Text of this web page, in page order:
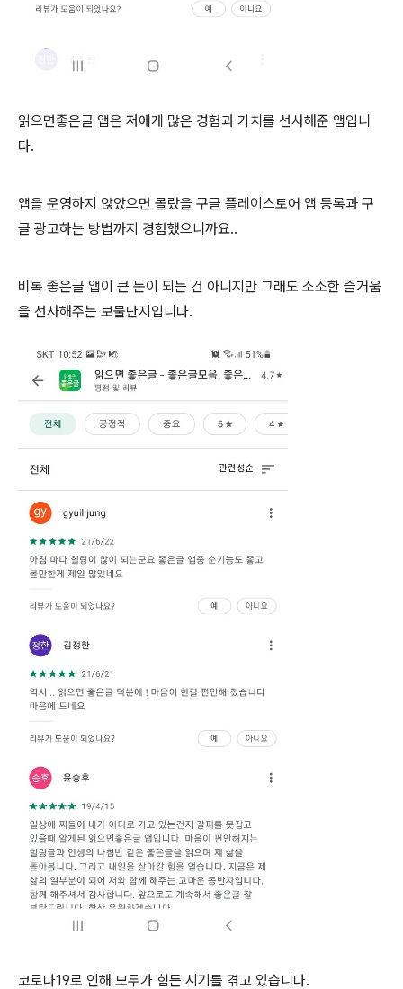
읽으면좋은글 앱은 저에게 많은 경험과 가치를 선사해준 앱입니
다.
앱을 운영하지 않았으면 몰랐을 구글 플레이스토어 앱 등록과 구
글 광고하는 방법까지 경험했으니까요..
비록 좋은글 앱이 큰 돈이 되는 건 아니지만 그래도 소소한 즐거움
을 선사해주는 보물단지입니다.
코로나19로 인해 모두가 힘든 시기를 겪고 있습니다.